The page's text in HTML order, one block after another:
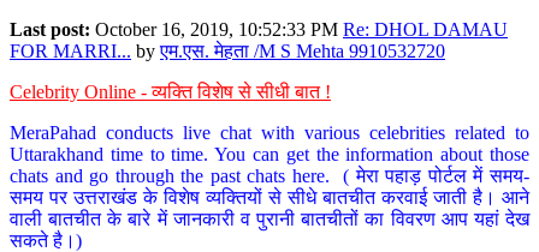
Last post: October 16, 2019, 10:52:33 PM Re: DHOL DAMAU
FOR MARRI... byएम.एस. मेहता /M S Mehta 9910532720
Celebrity Online - व्यक्ति विशेष से सीधी बात !
MeraPahad conducts live chat with various celebrities related to
Uttarakhand time to time. You can get the information about those
chats and go through the past chats here. ( मेरा पहाड़ पोर्टल में समय-
समय पर उत्तराखंड के विशेष व्यक्तियों से सीधे बातचीत करवाई जाती है। आने
वाली बातचीत के बारे में जानकारी व पुरानी बातचीतों का विवरण आप यहां देख
सकते है।)